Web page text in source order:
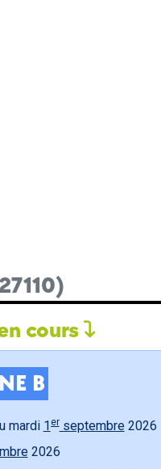
cours
B
mardi 1 erseptembre 2026
2026